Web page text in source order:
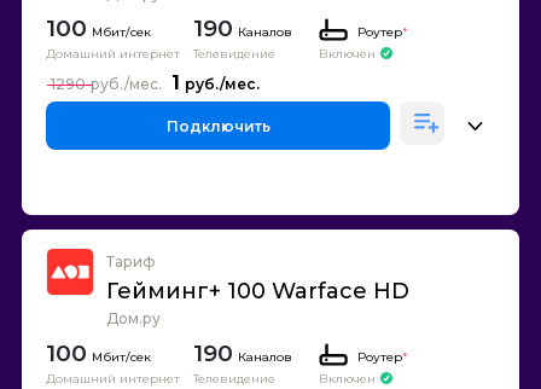
100
Домашний интернет
190 Каналов
Телевидение
Роутер*
Включен
1
1290
Подключить
Тариф
Гейминг+ 100 Warface HD
Дом.ру
100
Домашний интернет
190 Каналов
Телевидение
Роутер*
Включен